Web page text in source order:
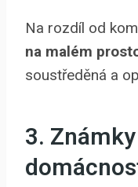
Na rozdíl od
na malém
soustředěná a
3.